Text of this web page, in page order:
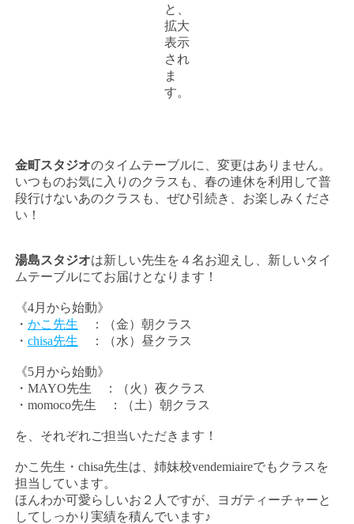
と、
拡大
表示
され
ま
す。
金町スタジオのタイムテーブルに、変更はありません。
いつものお気に入りのクラスも、春の連休を利用して普
段行けないあのクラスも、ぜひ引続き、お楽しみくださ
い！
湯島スタジオは新しい先生を４名お迎えし、新しいタイ
ムテーブルにてお届けとなります！
《4月から始動》
・ かこ先生 ：（金）朝クラス
・ chisa先生 ：（水）昼クラス
《5月から始動》
・MAYO先生 ：（火）夜クラス
・momoco先生 ：（土）朝クラス
を、それぞれご担当いただきます！
かこ先生・chisa先生は、姉妹校vendemiaireでもクラスを
担当しています。
ほんわか可愛らしいお２人ですが、ヨガティーチャーと
してしっかり実績を積んでいます♪